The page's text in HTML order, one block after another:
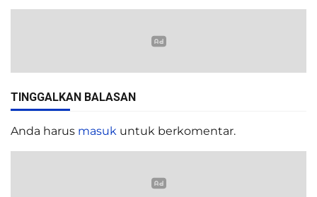
TINGGALKAN BALASAN
Anda harus masuk untuk berkomentar.